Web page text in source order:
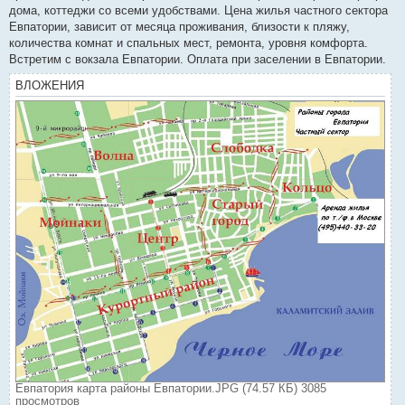
дома, коттеджи со всеми удобствами. Цена жилья частного сектора
Евпатории, зависит от месяца проживания, близости к пляжу,
количества комнат и спальных мест, ремонта, уровня комфорта.
Встретим с вокзала Евпатории. Оплата при заселении в Евпатории.
ВЛОЖЕНИЯ
Евпатория карта районы Евпатории.JPG (74.57 КБ) 3085
просмотров